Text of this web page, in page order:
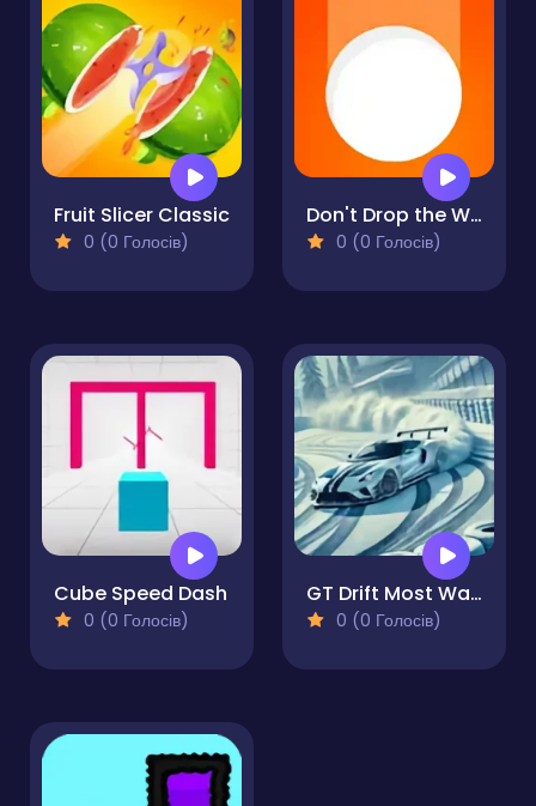
Fruit Slicer Classic
0 (0 Голосів)
Don't Drop the White Ball
0 (0 Голосів)
Cube Speed Dash
0 (0 Голосів)
GT Drift Most Wanted
0 (0 Голосів)